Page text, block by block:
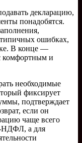
декларацию,
понадобятся.
ошибках,
В конце —
комфортным и
необходимые
фиксирует
подтверждает
если он
чаще всего
НДФЛ, а для